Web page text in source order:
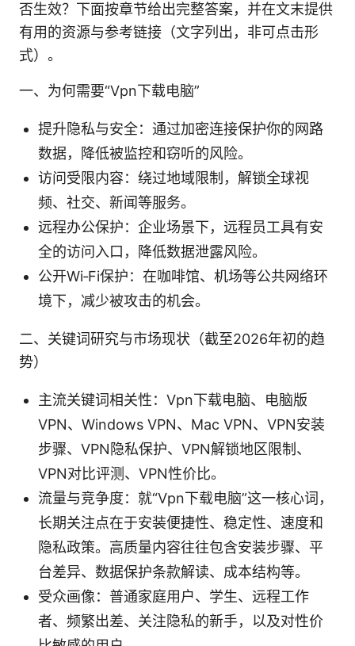
否生效？下面按章节给出完整答案，并在文末提供
有用的资源与参考链接（文字列出，非可点击形
式）。
一、为何需要“Vpn下载电脑”
提升隐私与安全：通过加密连接保护你的网路
数据，降低被监控和窃听的风险。
访问受限内容：绕过地域限制，解锁全球视
频、社交、新闻等服务。
远程办公保护：企业场景下，远程员工具有安
全的访问入口，降低数据泄露风险。
公开Wi‑Fi保护：在咖啡馆、机场等公共网络环
境下，减少被攻击的机会。
二、关键词研究与市场现状（截至2026年初的趋
势）
主流关键词相关性：Vpn下载电脑、电脑版
VPN、Windows VPN、Mac VPN、VPN安装
步骤、VPN隐私保护、VPN解锁地区限制、
VPN对比评测、VPN性价比。
流量与竞争度：就“Vpn下载电脑”这一核心词，
长期关注点在于安装便捷性、稳定性、速度和
隐私政策。高质量内容往往包含安装步骤、平
台差异、数据保护条款解读、成本结构等。
受众画像：普通家庭用户、学生、远程工作
者、频繁出差、关注隐私的新手，以及对性价